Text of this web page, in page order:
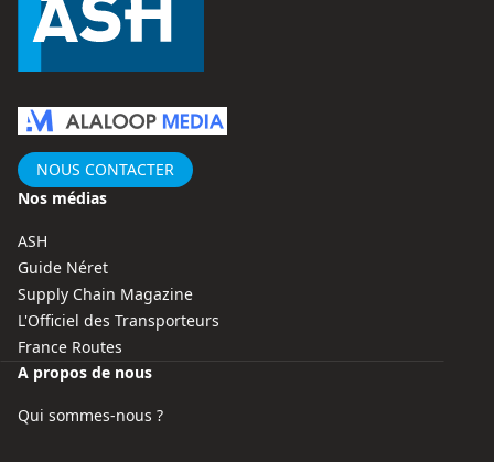
Nos médias
ASH
Guide Néret
Supply Chain Magazine
L'Officiel des Transporteurs
France Routes
A propos de nous
Qui sommes-nous ?
NOUS CONTACTER